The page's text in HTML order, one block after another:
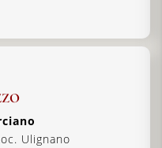
Ulignano